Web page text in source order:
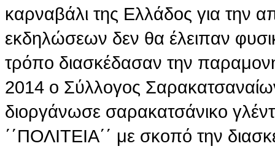
καρναβάλι της Ελλάδος για την
εκδηλώσεων δεν θα έλειπαν
τρόπο διασκέδασαν την
2014 ο Σύλλογος
διοργάνωσε σαρακατσάνικο
΄΄ΠΟΛΙΤΕΙΑ΄΄ με σκοπό την